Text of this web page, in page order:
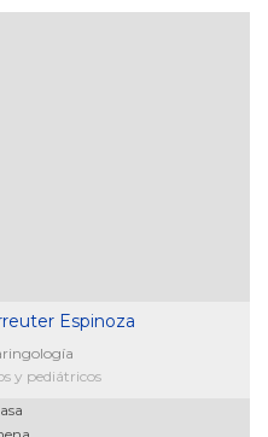
Espinoza
y pediátricos